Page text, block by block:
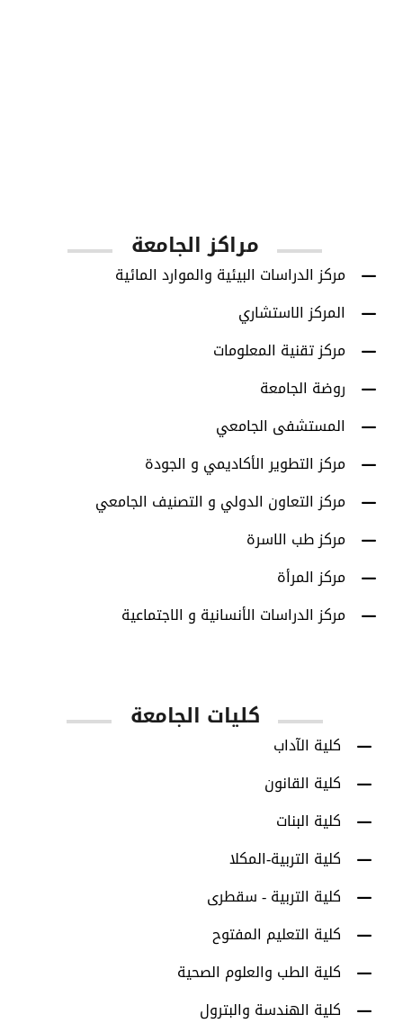
مراكز الجامعة
مركز الدراسات البيئية والموارد المائية
المركز الاستشاري
مركز تقنية المعلومات
روضة الجامعة
المستشفى الجامعي
مركز التطوير الأكاديمي و الجودة
مركز التعاون الدولي و التصنيف الجامعي
مركز طب الاسرة
مركز المرأة
مركز الدراسات الأنسانية و الاجتماعية
كليات الجامعة
كلية الآداب
كلية القانون
كلية البنات
كلية التربية-المكلا
كلية التربية - سقطرى
كلية التعليم المفتوح
كلية الطب والعلوم الصحية
كلية الهندسة والبترول